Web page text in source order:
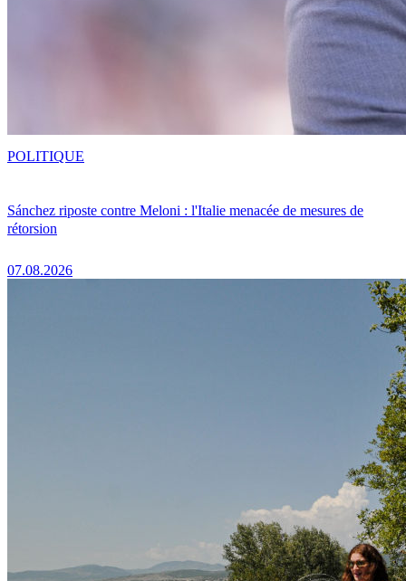
Sánchez riposte contre Meloni : l'Italie menacée de mesures de
rétorsion
07.08.2026
POLITIQUE